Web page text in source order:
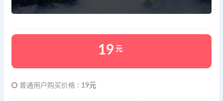
19 元
普通用户购买价格 : 19元